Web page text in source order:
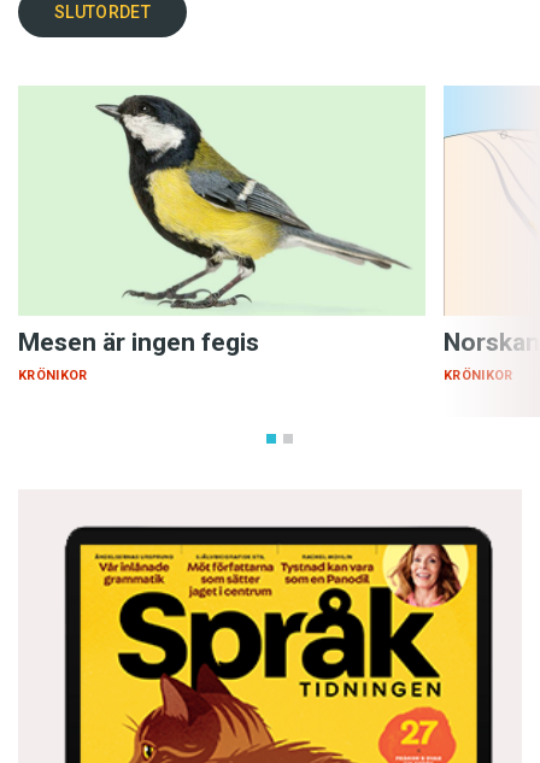
SLUTORDET
Mesen är ingen fegis
KRÖNIKOR KRÖNIKOR